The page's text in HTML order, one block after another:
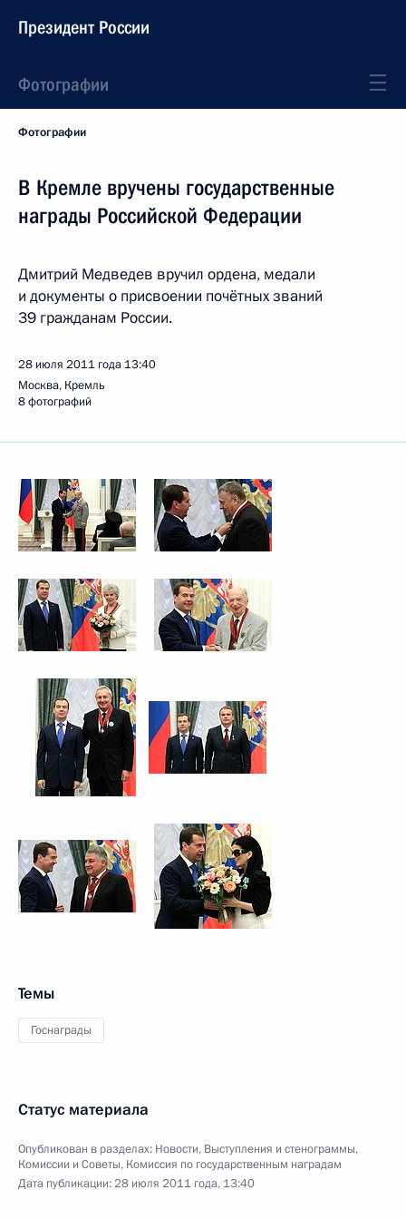
Президент России
Фотографии
Фотографии
В Кремле вручены государственные
награды Российской Федерации
Дмитрий Медведев вручил ордена, медали
и документы о присвоении почётных званий
39 гражданам России.
28 июля 2011 года 13:40
Москва, Кремль
8 фотографий
Темы
Госнаграды
Статус материала
Опубликован в разделах: Новости, Выступления и стенограммы,
Комиссии и Советы, Комиссия по государственным наградам
Дата публикации:28 июля 2011 года, 13:40